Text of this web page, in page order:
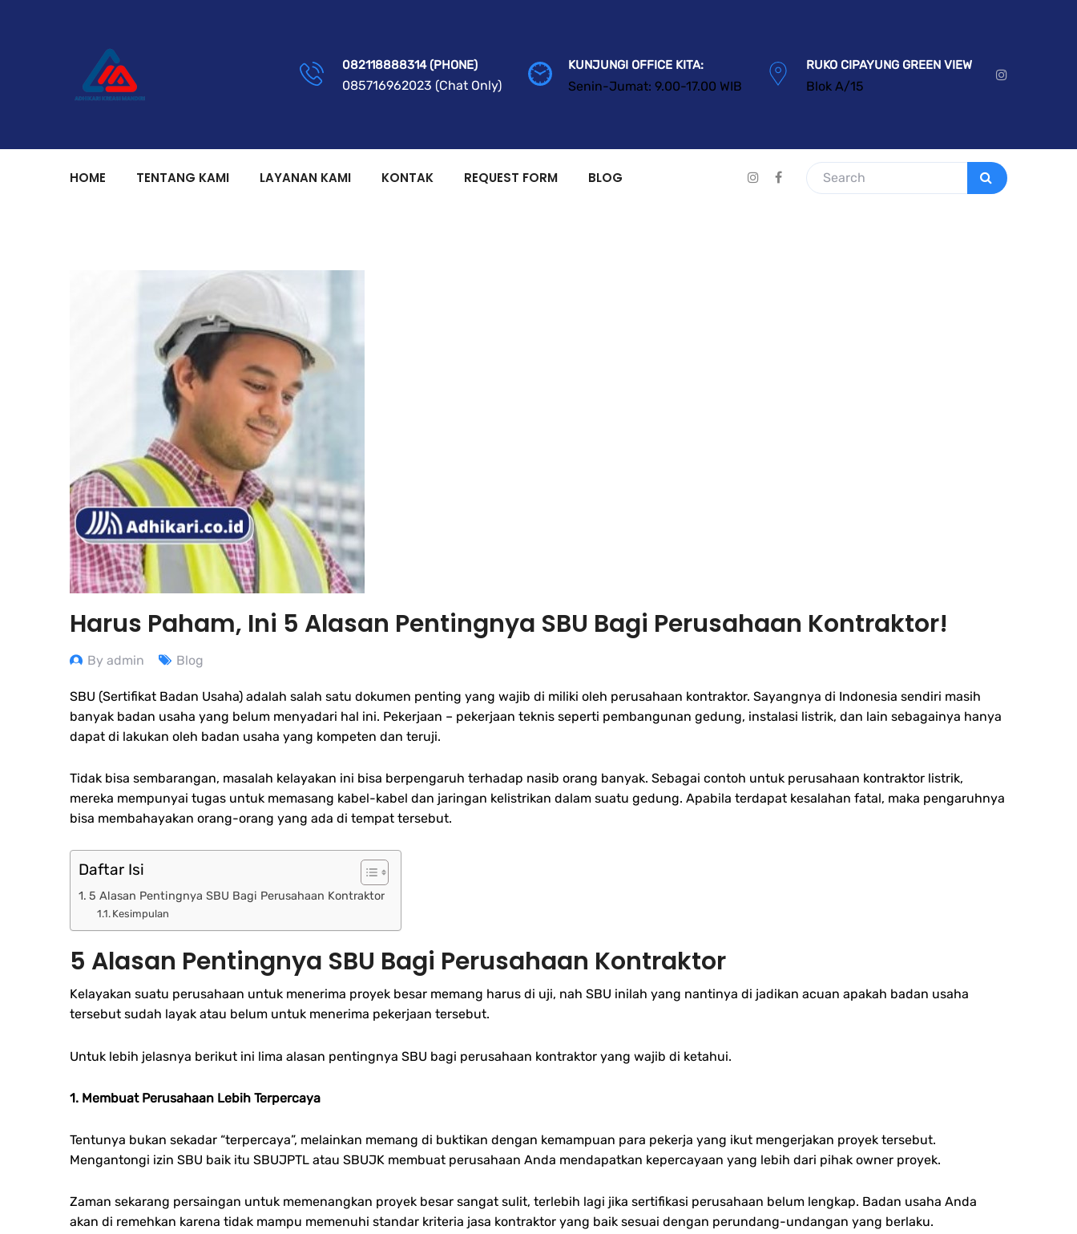
082118888314 (PHONE)
085716962023 (Chat Only)
KUNJUNGI OFFICE KITA:
Senin-Jumat: 9.00-17.00 WIB
RUKO CIPAYUNG GREEN VIEW
Blok A/15
HOME TENTANG KAMI LAYANAN KAMI KONTAK REQUEST FORM BLOG
Harus Paham, Ini 5 Alasan Pentingnya SBU Bagi Perusahaan Kontraktor!
By admin Blog
SBU (Sertifikat Badan Usaha) adalah salah satu dokumen penting yang wajib di miliki oleh perusahaan kontraktor. Sayangnya di Indonesia sendiri masih
banyak badan usaha yang belum menyadari hal ini. Pekerjaan – pekerjaan teknis seperti pembangunan gedung, instalasi listrik, dan lain sebagainya hanya
dapat di lakukan oleh badan usaha yang kompeten dan teruji.
Tidak bisa sembarangan, masalah kelayakan ini bisa berpengaruh terhadap nasib orang banyak. Sebagai contoh untuk perusahaan kontraktor listrik,
mereka mempunyai tugas untuk memasang kabel-kabel dan jaringan kelistrikan dalam suatu gedung. Apabila terdapat kesalahan fatal, maka pengaruhnya
bisa membahayakan orang-orang yang ada di tempat tersebut.
Daftar Isi
5 Alasan Pentingnya SBU Bagi Perusahaan Kontraktor
Kesimpulan
5 Alasan Pentingnya SBU Bagi Perusahaan Kontraktor
Kelayakan suatu perusahaan untuk menerima proyek besar memang harus di uji, nah SBU inilah yang nantinya di jadikan acuan apakah badan usaha
tersebut sudah layak atau belum untuk menerima pekerjaan tersebut.
Untuk lebih jelasnya berikut ini lima alasan pentingnya SBU bagi perusahaan kontraktor yang wajib di ketahui.
1. Membuat Perusahaan Lebih Terpercaya
Tentunya bukan sekadar “terpercaya”, melainkan memang di buktikan dengan kemampuan para pekerja yang ikut mengerjakan proyek tersebut.
Mengantongi izin SBU baik itu SBUJPTL atau SBUJK membuat perusahaan Anda mendapatkan kepercayaan yang lebih dari pihak owner proyek.
Zaman sekarang persaingan untuk memenangkan proyek besar sangat sulit, terlebih lagi jika sertifikasi perusahaan belum lengkap. Badan usaha Anda
akan di remehkan karena tidak mampu memenuhi standar kriteria jasa kontraktor yang baik sesuai dengan perundang-undangan yang berlaku.